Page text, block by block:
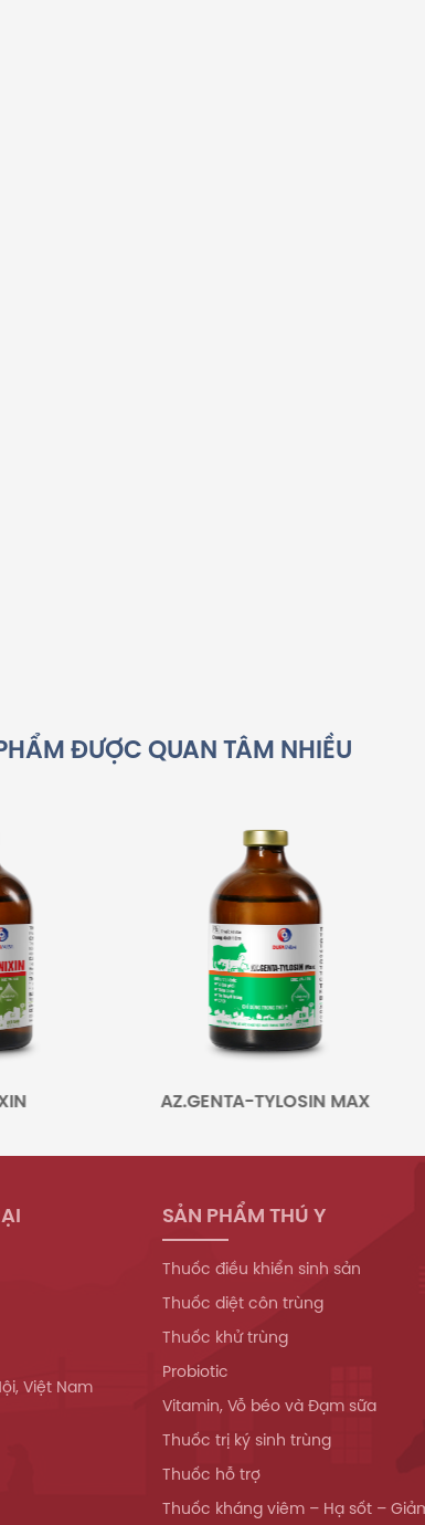
ĐƯỢC QUAN TÂM NHIỀU
AZ.GENTA-TYLOSIN MAX
Việt Nam
SẢN PHẨM THÚ Y
Thuốc điều khiển sinh sản
Thuốc diệt côn trùng
Thuốc khử trùng
Probiotic
Vitamin, Vỗ béo và Đạm sữa
Thuốc trị ký sinh trùng
Thuốc hỗ trợ
Thuốc kháng viêm – Hạ sốt –